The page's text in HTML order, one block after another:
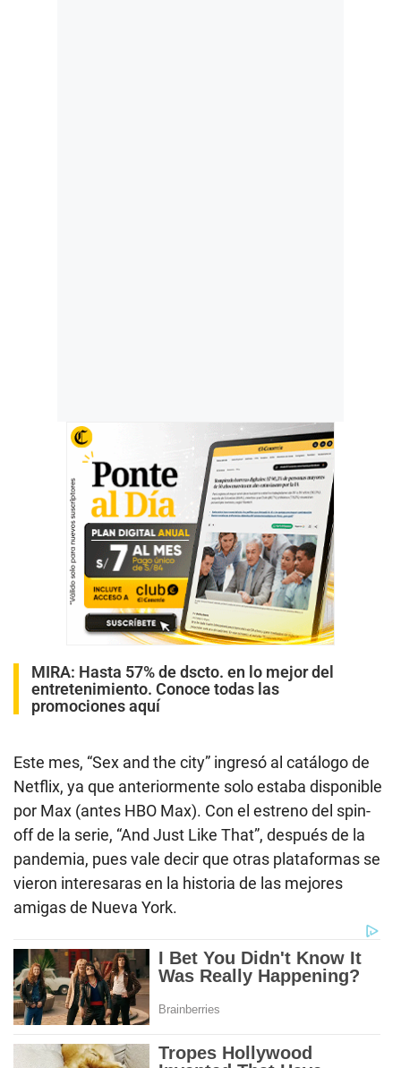
MIRA: Hasta 57% de dscto. en lo mejor del
entretenimiento. Conoce todas las
promociones aquí
Este mes, “Sex and the city” ingresó al catálogo de
Netflix, ya que anteriormente solo estaba disponible
por Max (antes HBO Max). Con el estreno del spin-
off de la serie, “And Just Like That”, después de la
pandemia, pues vale decir que otras plataformas se
vieron interesaras en la historia de las mejores
amigas de Nueva York.